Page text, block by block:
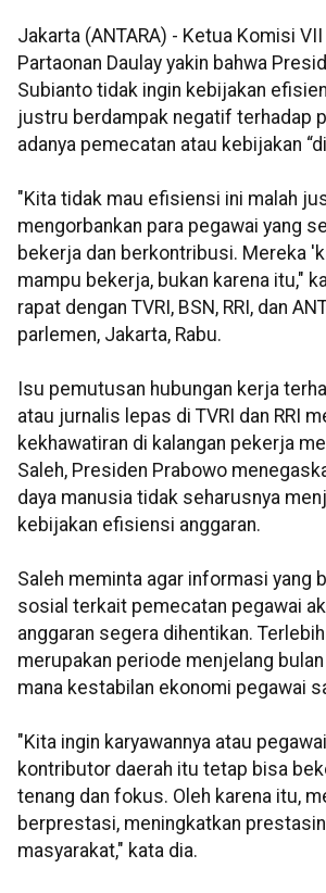
Jakarta (ANTARA) - Ketua Komisi VII
Partaonan Daulay yakin bahwa
Subianto tidak ingin kebijakan
justru berdampak negatif terhadap
adanya pemecatan atau kebijakan
"Kita tidak mau efisiensi ini malah
mengorbankan para pegawai yang
bekerja dan berkontribusi. Mereka
mampu bekerja, bukan karena itu,"
rapat dengan TVRI, BSN, RRI, dan
parlemen, Jakarta, Rabu.
Isu pemutusan hubungan kerja
atau jurnalis lepas di TVRI dan RRI
kekhawatiran di kalangan pekerja
Saleh, Presiden Prabowo
daya manusia tidak seharusnya
kebijakan efisiensi anggaran.
Saleh meminta agar informasi yang
sosial terkait pemecatan pegawai
anggaran segera dihentikan.
merupakan periode menjelang bulan
mana kestabilan ekonomi pegawai
"Kita ingin karyawannya atau
kontributor daerah itu tetap bisa
tenang dan fokus. Oleh karena itu,
berprestasi, meningkatkan
masyarakat," kata dia.